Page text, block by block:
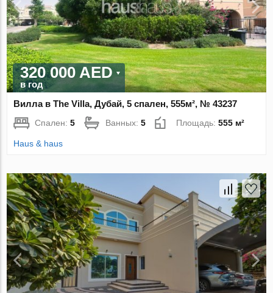
320 000 AED
в год
Вилла в The Villa, Дубай, 5 спален, 555м², № 43237
Спален:5 Ванных:5 Площадь:555 м²
Haus & haus